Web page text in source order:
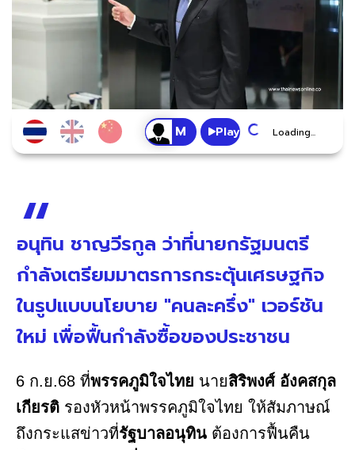
Play Loading...
อนุทิน ชาญวีรกูล ว่าที่นายกรัฐมนตรี
กำลังเตรียมมาตรการกระตุ้นเศรษฐกิจ
ในรูปแบบนโยบาย "คนละครึ่ง" เวอร์ชัน
ใหม่ เพื่อฟื้นกำลังซื้อของประชาชน
6 ก.ย.68 ที่พรรคภูมิใจไทย นายสิริพงศ์ อังคสกุล
เกียรติ รองหัวหน้าพรรคภูมิใจไทย ให้สัมภาษณ์
ถึงกระแสข่าวที่รัฐบาลอนุทิน ต้องการฟื้นคืน